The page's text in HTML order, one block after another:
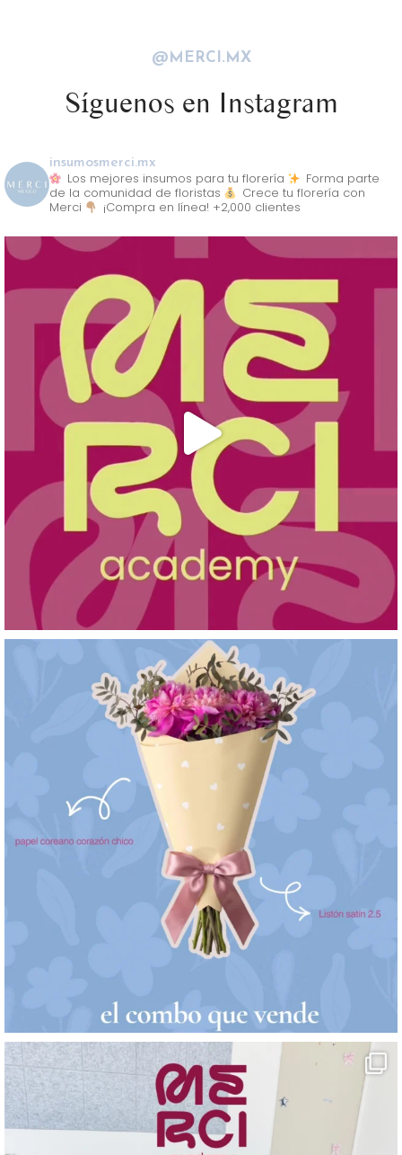
@MERCI.MX
Síguenos en Instagram
insumosmerci.mx
Los mejores insumos para tu florería
Forma parte
de la comunidad de floristas
Crece tu florería con
Merci
¡Compra en línea! +2,000 clientes